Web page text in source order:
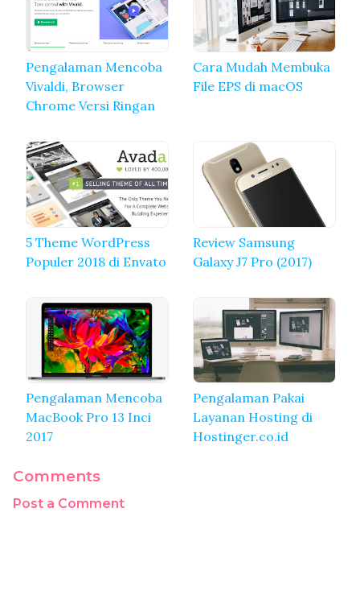
Pengalaman Mencoba
Vivaldi, Browser
Chrome Versi Ringan
Cara Mudah Membuka
File EPS di macOS
5 Theme WordPress
Populer 2018 di Envato
Review Samsung
Galaxy J7 Pro (2017)
Pengalaman Mencoba
MacBook Pro 13 Inci
2017
Pengalaman Pakai
Layanan Hosting di
Hostinger.co.id
Comments
Post a Comment